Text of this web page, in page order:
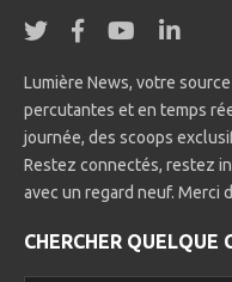
Lumière News, votre
percutantes et en temps
journée, des scoops
Restez connectés, restez
avec un regard neuf. Merci
CHERCHER QUELQUE